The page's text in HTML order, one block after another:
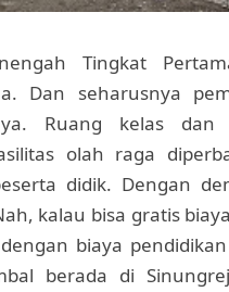
Tingkat
Dan seharusnya
Ruang kelas dan
olah raga
didik. Dengan
kalau bisa gratis
biaya
berada di